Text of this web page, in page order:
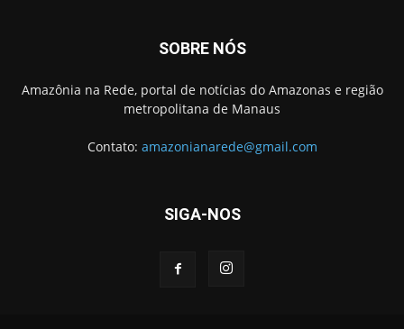
SOBRE NÓS
Amazônia na Rede, portal de notícias do Amazonas e região
metropolitana de Manaus
Contato: amazonianarede@gmail.com
SIGA-NOS